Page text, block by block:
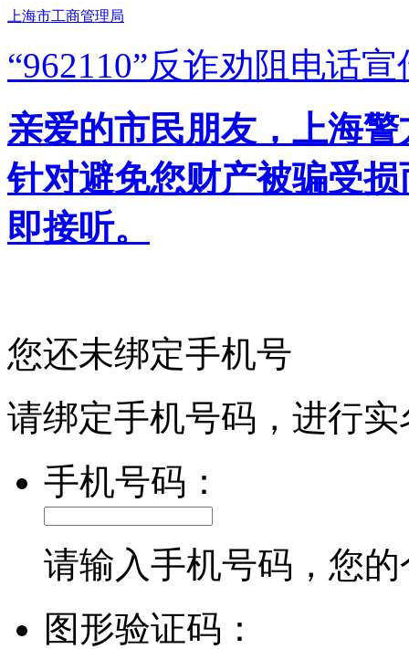
上海市工商管理局
“962110”反诈劝阻电话宣
亲爱的市民朋友，上海
针对避免您财产被骗受
即接听。
您还未绑定手机号
请绑定手机号码，进行
手机号码：
请输入手机号码，您
图形验证码：